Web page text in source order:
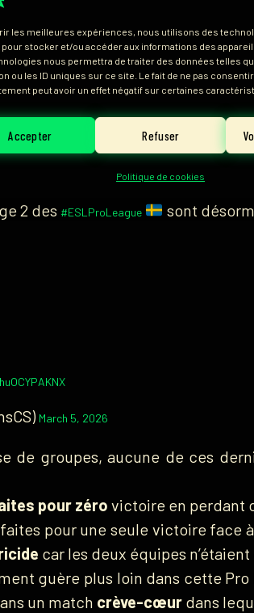
les meilleures expériences, nous utilisons des
stocker et/ou accéder aux informations des
nous permettra de traiter des données telles
ou les ID uniques sur ce site. Le fait de ne pas
peut avoir un effet négatif sur certaines
Accepter Refuser
Politique de cookies
Américain n’y arrive
groupe, ce ne sont pas moins
de
,les Brésiliens
NRG,M80etTeam Liquid.
CLAP DE FIN POUR CE STAGE 1 !
2 des #ESLProLeague sont
March 5, 2026
de groupes, aucune de ces
pour zéro victoire en perdant
pour une seule victoire face
car les deux équipes
guère plus loin dans cette
un match crève-cœur dans